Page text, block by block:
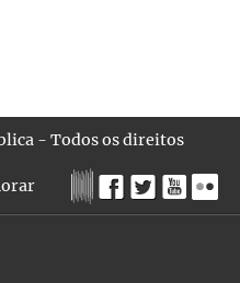
- Todos os direitos